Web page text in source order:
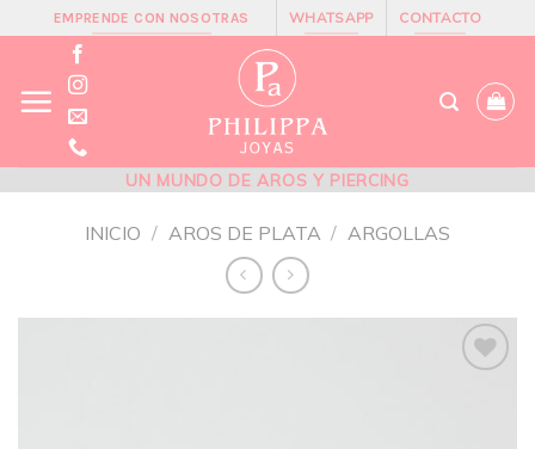
content
EMPRENDE CON NOSOTRAS WHATSAPP CONTACTO
UN MUNDO DE AROS Y PIERCING
INICIO / AROS DE PLATA / ARGOLLAS